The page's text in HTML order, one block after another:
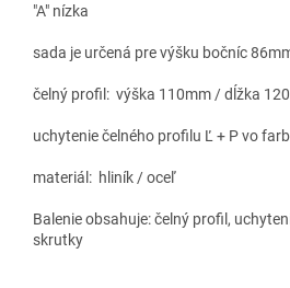
"A" nízka
sada je určená pre výšku bočníc
čelný profil: výška 110mm / dĺžka
uchytenie čelného profilu Ľ + P vo
materiál: hliník / oceľ
Balenie obsahuje: čelný profil,
skrutky